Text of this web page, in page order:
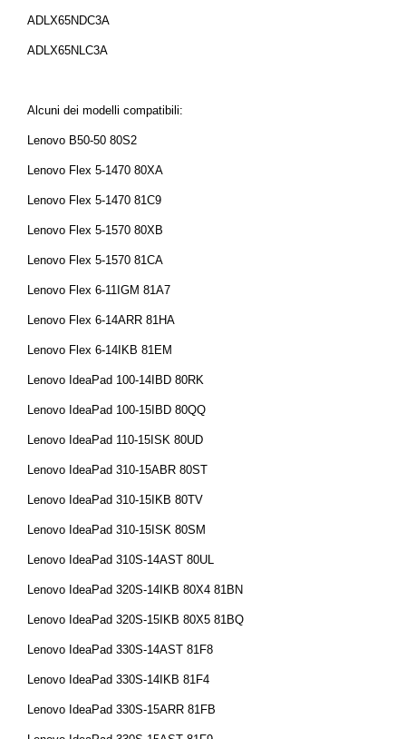
ADLX65NDC3A
ADLX65NLC3A
Alcuni dei modelli compatibili:
Lenovo B50-50 80S2
Lenovo Flex 5-1470 80XA
Lenovo Flex 5-1470 81C9
Lenovo Flex 5-1570 80XB
Lenovo Flex 5-1570 81CA
Lenovo Flex 6-11IGM 81A7
Lenovo Flex 6-14ARR 81HA
Lenovo Flex 6-14IKB 81EM
Lenovo IdeaPad 100-14IBD 80RK
Lenovo IdeaPad 100-15IBD 80QQ
Lenovo IdeaPad 110-15ISK 80UD
Lenovo IdeaPad 310-15ABR 80ST
Lenovo IdeaPad 310-15IKB 80TV
Lenovo IdeaPad 310-15ISK 80SM
Lenovo IdeaPad 310S-14AST 80UL
Lenovo IdeaPad 320S-14IKB 80X4 81BN
Lenovo IdeaPad 320S-15IKB 80X5 81BQ
Lenovo IdeaPad 330S-14AST 81F8
Lenovo IdeaPad 330S-14IKB 81F4
Lenovo IdeaPad 330S-15ARR 81FB